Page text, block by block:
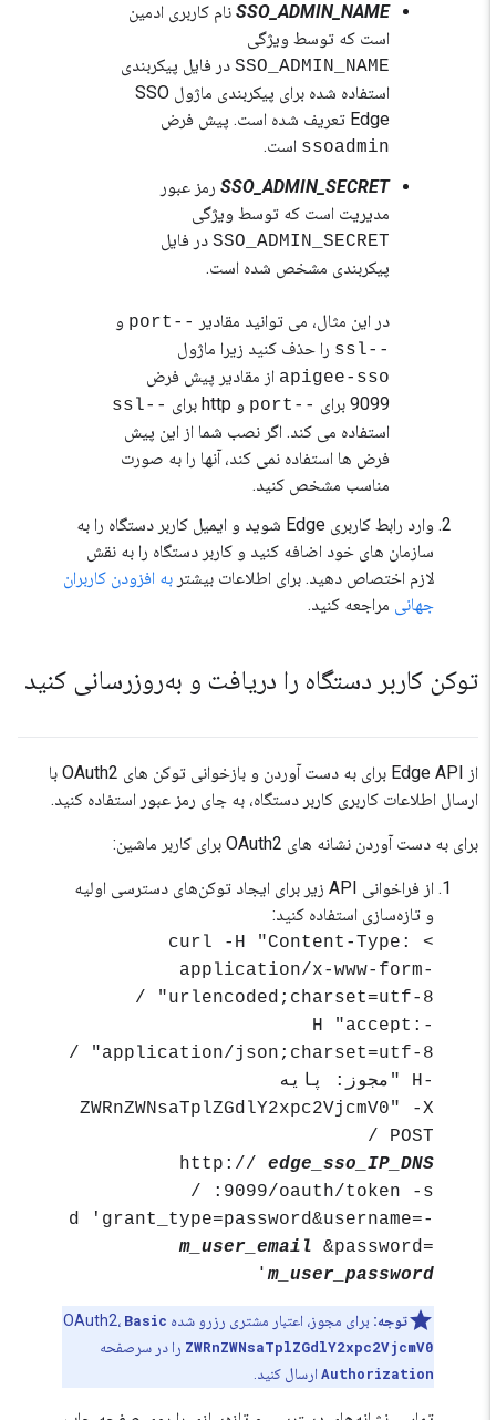
SSO_ADMIN_NAMEنام کاربری ادمین
است که توسط ویژگی
SSO_ADMIN_NAMEدر فایل پیکربندی
استفاده شده برای پیکربندی ماژول SSO
Edge تعریف شده است. پیش فرض
ssoadminاست.
SSO_ADMIN_SECRETرمز عبور
مدیریت است که توسط ویژگی
SSO_ADMIN_SECRETدر فایل
پیکربندی مشخص شده است.
در این مثال، می توانید مقادیر--port و
--ssl را حذف کنید زیرا ماژول
apigee-ssoاز مقادیر پیش فرض
9099 برای
--port و http برای --ssl
استفاده می کند. اگر نصب شما از این پیش
فرض ها استفاده نمی کند، آنها را به صورت
مناسب مشخص کنید.
وارد رابط کاربری Edge شوید و ایمیل کاربر دستگاه را به
سازمان های خود اضافه کنید و کاربر دستگاه را به نقش
لازم اختصاص دهید. برای اطلاعات بیشتربه افزودن کاربران
جهانیمراجعه کنید.
توکن کاربر دستگاه را دریافت و به‌روزرسانی کنید
از Edge API برای به دست آوردن و بازخوانی توکن های OAuth2 با
ارسال اطلاعات کاربری کاربر دستگاه، به جای رمز عبور استفاده کنید.
برای به دست آوردن نشانه های OAuth2 برای کاربر ماشین:
از فراخوانی API زیر برای ایجاد توکن‌های دسترسی اولیه
و تازه‌سازی استفاده کنید:
> curl -H "Content-Type:
application/x-www-form-
urlencoded;charset=utf-8" /
-H "accept:
application/json;charset=utf-8" /
-H "مجوز: پایه
ZWRnZWNsaTplZGdlY2xpc2VjcmV0" -X
POST /
http://edge_sso_IP_DNS
:9099/oauth/token -s /
m_user_email
&password=
m_user_password
'
توجه:برای مجوز، اعتبار مشتری رزرو شده OAuth2،Basic
ZWRnZWNsaTplZGdlY2xpc2VjcmV0را در سرصفحه
Authorizationارسال کنید.